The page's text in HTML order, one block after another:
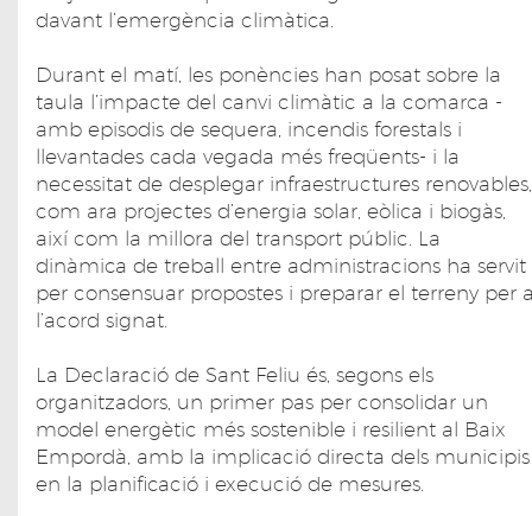
davant l’emergència climàtica.
Durant el matí, les ponències han posat sobre la
taula l’impacte del canvi climàtic a la comarca -
amb episodis de sequera, incendis forestals i
llevantades cada vegada més freqüents- i la
necessitat de desplegar infraestructures renovables,
com ara projectes d’energia solar, eòlica i biogàs,
així com la millora del transport públic. La
dinàmica de treball entre administracions ha servit
per consensuar propostes i preparar el terreny per
l’acord signat.
La Declaració de Sant Feliu és, segons els
organitzadors, un primer pas per consolidar un
model energètic més sostenible i resilient al Baix
Empordà, amb la implicació directa dels municipis
en la planificació i execució de mesures.